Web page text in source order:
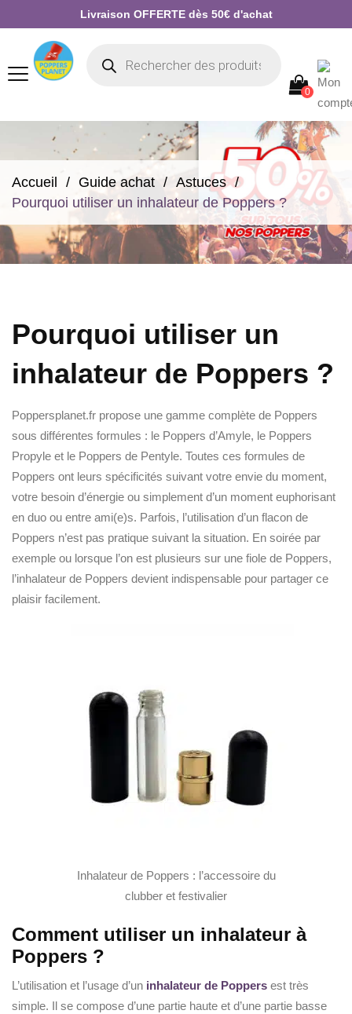
Livraison OFFERTE dès 50€ d'achat
0
Accueil Guide achat
Astuces
Pourquoi utiliser un inhalateur de Poppers ?
Pourquoi utiliser un
inhalateur de Poppers ?
Poppersplanet.fr propose une gamme complète de Poppers
sous différentes formules : le Poppers d’Amyle, le Poppers
Propyle et le Poppers de Pentyle. Toutes ces formules de
Poppers ont leurs spécificités suivant votre envie du moment,
votre besoin d’énergie ou simplement d’un moment euphorisant
en duo ou entre ami(e)s. Parfois, l’utilisation d’un flacon de
Poppers n’est pas pratique suivant la situation. En soirée par
exemple ou lorsque l’on est plusieurs sur une fiole de Poppers,
l’inhalateur de Poppers devient indispensable pour partager ce
plaisir facilement.
Inhalateur de Poppers : l’accessoire du
clubber et festivalier
Comment utiliser un inhalateur à
Poppers ?
L’utilisation et l’usage d’un inhalateur de Poppers est très
simple. Il se compose d’une partie haute et d’une partie basse